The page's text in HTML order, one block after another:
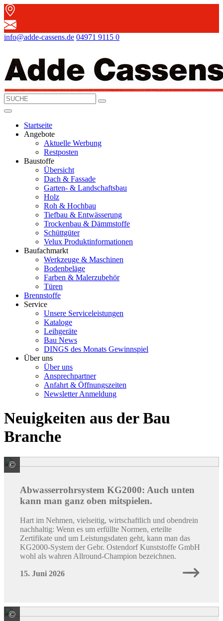
info@adde-cassens.de 04971 9115 0
Startseite
Angebote
Aktuelle Werbung
Restposten
Baustoffe
Übersicht
Dach & Fassade
Garten- & Landschaftsbau
Holz
Roh & Hochbau
Tiefbau & Entwässerung
Trockenbau & Dämmstoffe
Schüttgüter
Velux Produktinformationen
Baufachmarkt
Werkzeuge & Maschinen
Bodenbeläge
Farben & Malerzubehör
Türen
Brennstoffe
Service
Unsere Serviceleistungen
Kataloge
Leihgeräte
Bau News
DINGS des Monats Gewinnspiel
Über uns
Über uns
Ansprechpartner
Anfahrt & Öffnungszeiten
Newsletter Anmeldung
Neuigkeiten aus der Bau
Branche
© Gebr. Ostendorf Kunststoffe GmbH
Abwasserrohrsystem KG2000: Auch unten
kann man ganz oben mitspielen.
Hart im Nehmen, vielseitig, wirtschaftlich und obendrein
nachhaltig: Wenn es um erfüllte Normen, erteilte
Zertifikate und um Leistungsdaten geht, kann man das
KG2000-System der Gebr. Ostendorf Kunststoffe GmbH
wohl als wahren Allround-Champion bezeichnen.
15. Juni 2026
© Quelle: Destatis